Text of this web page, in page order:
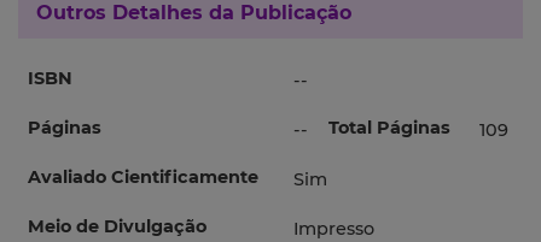
Outros Detalhes da Publicação
ISBN --
Páginas -- Total Páginas 109
Avaliado Cientificamente Sim
Meio de Divulgação Impresso